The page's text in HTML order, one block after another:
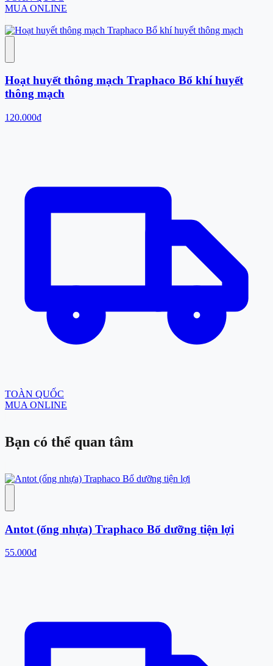
MUA ONLINE
Hoạt huyết thông mạch Traphaco Bổ khí huyết
thông mạch
120.000đ
TOÀN QUỐC
MUA ONLINE
Bạn có thể quan tâm
Antot (ống nhựa) Traphaco Bổ dưỡng tiện lợi
55.000đ